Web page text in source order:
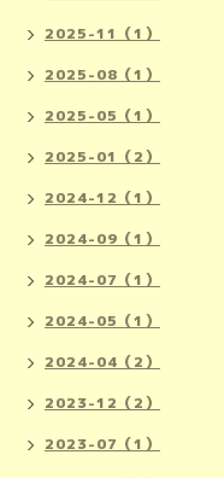
2025-11（1）
2025-08（1）
2025-05（1）
2025-01（2）
2024-12（1）
2024-09（1）
2024-07（1）
2024-05（1）
2024-04（2）
2023-12（2）
2023-07（1）